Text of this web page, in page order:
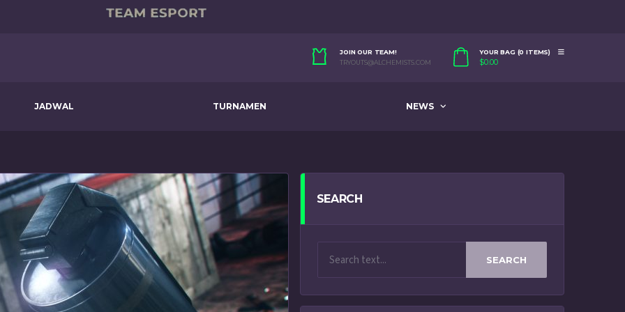
JOIN OUR TEAM!
TRYOUTS@ALCHEMISTS.COM
YOUR BAG (0 ITEMS)
$0.00
JADWAL TURNAMEN NEWS
SEARCH
SEARCH